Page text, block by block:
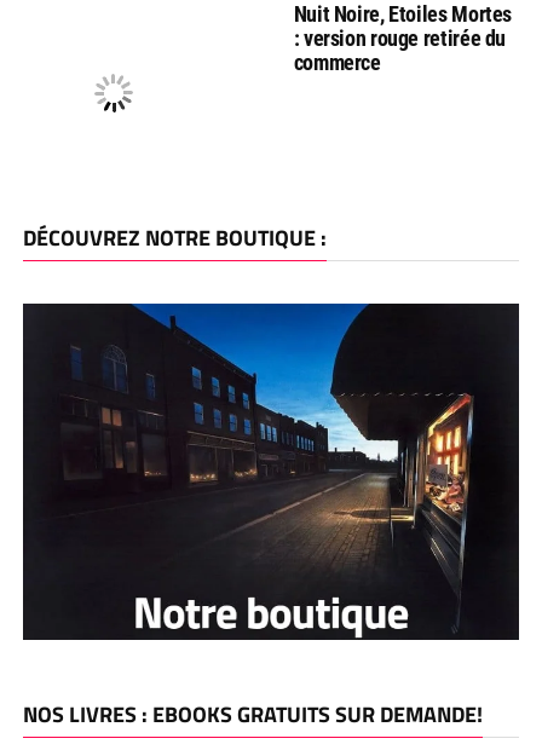
Nuit Noire, Etoiles Mortes
: version rouge retirée du
commerce
DÉCOUVREZ NOTRE BOUTIQUE :
NOS LIVRES : EBOOKS GRATUITS SUR DEMANDE!